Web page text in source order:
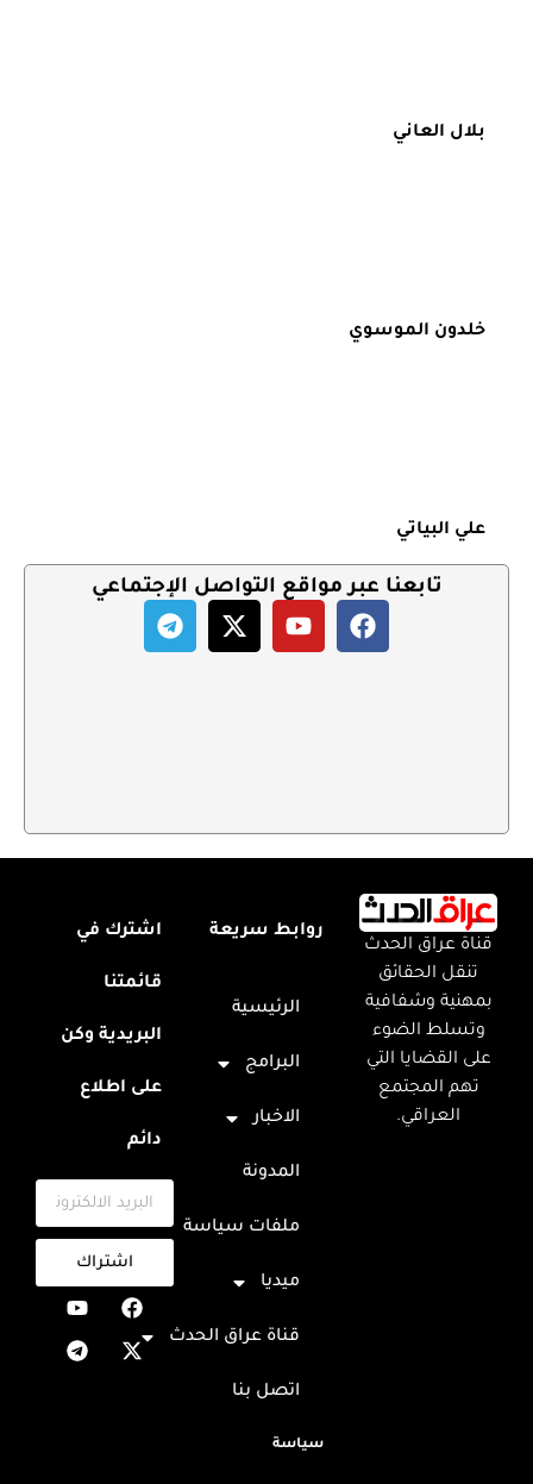
بلال العاني
خلدون الموسوي
علي البياتي
تابعنا عبر مواقع التواصل الإجتماعي
قناة عراق الحدث
تنقل الحقائق
بمهنية وشفافية
وتسلط الضوء
على القضايا التي
تهم المجتمع
العراقي.
روابط سريعة
الرئيسية
البرامج
الاخبار
المدونة
ملفات سياسة
ميديا
قناة عراق الحدث
اتصل بنا
سياسة
اشترك في
قائمتنا
البريدية وكن
على اطلاع
دائم
اشتراك